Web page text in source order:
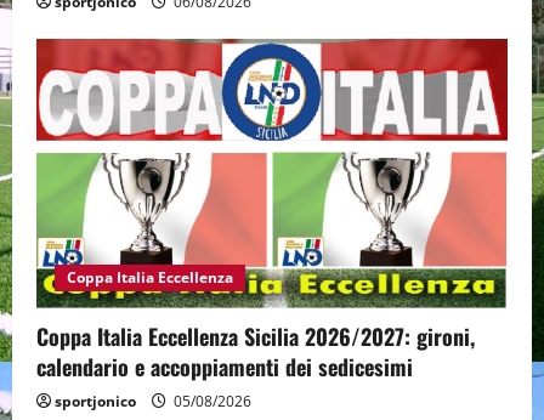
Coppa Italia Eccellenza
Coppa Italia Eccellenza Sicilia 2026/2027: gironi,
calendario e accoppiamenti dei sedicesimi
sportjonico 05/08/2026